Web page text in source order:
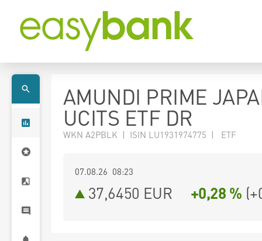
AMUNDI PRIME
UCITS ETF DR
WKN A2PBLK | ISIN LU1931974775 | ETF
07.08.26 08:23
37,6450 EUR +0,28 % (